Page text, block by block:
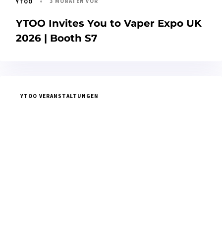
YTOO Invites You to Vaper Expo UK
2026 | Booth S7
YTOO VERANSTALTUNGEN